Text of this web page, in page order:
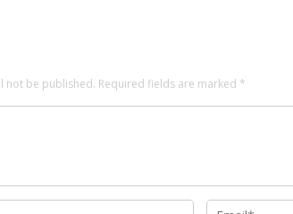
not be published. Required fields are marked *